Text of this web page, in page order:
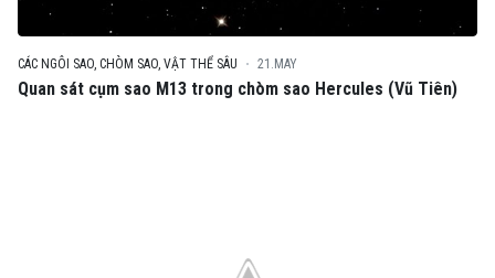
CÁC NGÔI SAO, CHÒM SAO, VẬT THỂ SÂU 21.MAY
Quan sát cụm sao M13 trong chòm sao Hercules (Vũ Tiên)